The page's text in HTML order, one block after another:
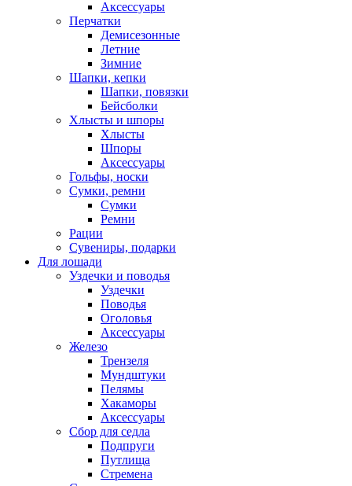
Аксессуары
Перчатки
Демисезонные
Летние
Зимние
Шапки, кепки
Шапки, повязки
Бейсболки
Хлысты и шпоры
Хлысты
Шпоры
Аксессуары
Гольфы, носки
Сумки, ремни
Сумки
Ремни
Рации
Сувениры, подарки
Для лошади
Уздечки и поводья
Уздечки
Поводья
Оголовья
Аксессуары
Железо
Трензеля
Мундштуки
Пелямы
Хакаморы
Аксессуары
Сбор для седла
Подпруги
Путлища
Стремена